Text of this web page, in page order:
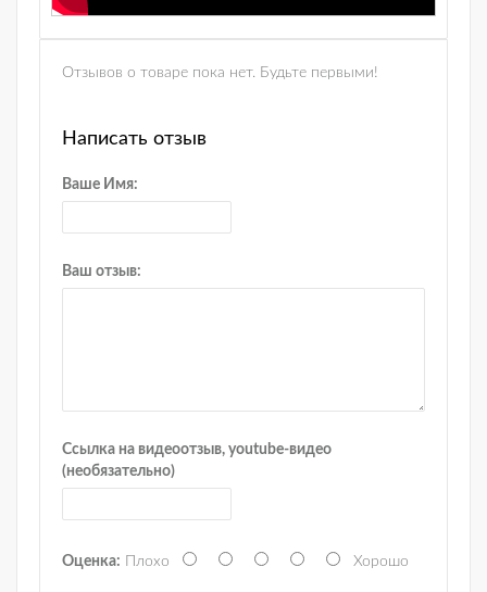
Отзывов о товаре пока нет. Будьте первыми!
Написать отзыв
Ваше Имя:
Ваш отзыв:
Ссылка на видеоотзыв, youtube-видео
(необязательно)
Оценка: Плохо Хорошо